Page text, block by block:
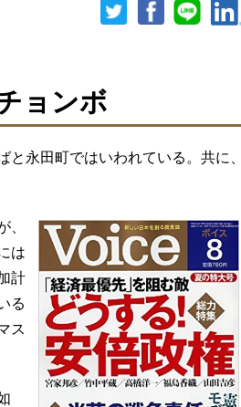
ョンボ
永田町ではいわれている。共に、
、
は
計
る
ス